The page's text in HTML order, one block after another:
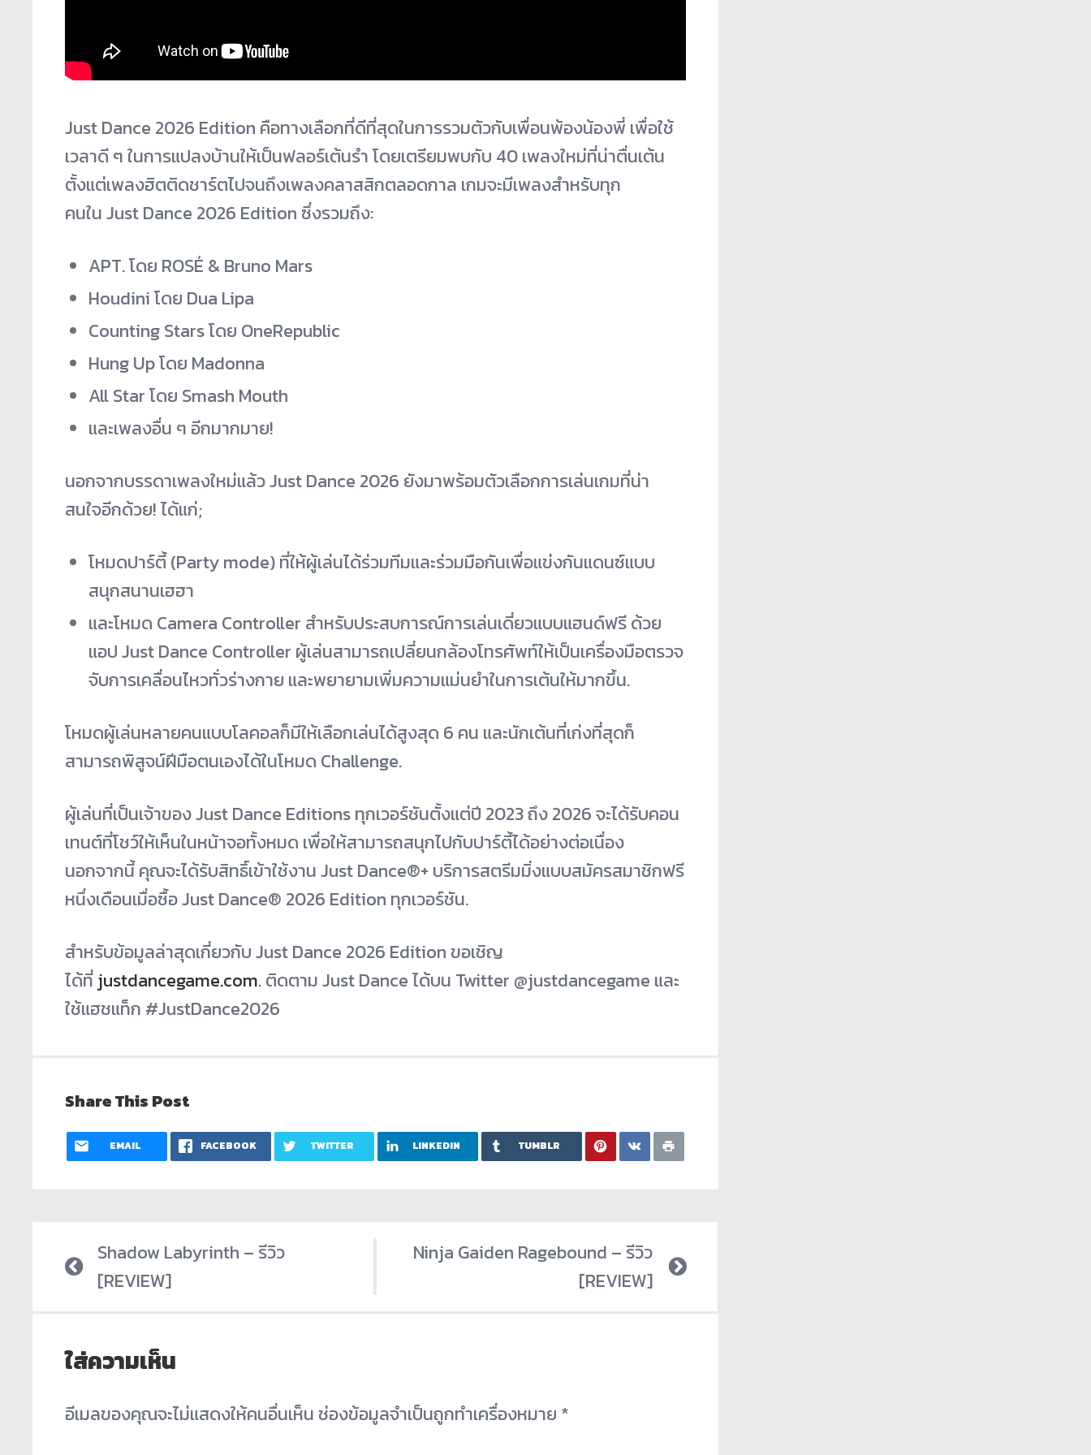
Just Dance 2026 Edition คือทางเลือกที่ดีที่สุดในการรวมตัวกับเพื่อนพ้องน้องพี่ เพื่อใช้
เวลาดี ๆ ในการแปลงบ้านให้เป็นฟลอร์เต้นรำ โดยเตรียมพบกับ 40 เพลงใหม่ที่น่าตื่นเต้น
ตั้งแต่เพลงฮิตติดชาร์ตไปจนถึงเพลงคลาสสิกตลอดกาล เกมจะมีเพลงสำหรับทุก
คนใน Just Dance 2026 Edition ซึ่งรวมถึง:
APT. โดย ROSÉ & Bruno Mars
Houdini โดย Dua Lipa
Counting Stars โดย OneRepublic
Hung Up โดย Madonna
All Star โดย Smash Mouth
และเพลงอื่น ๆ อีกมากมาย!
นอกจากบรรดาเพลงใหม่แล้ว Just Dance 2026 ยังมาพร้อมตัวเลือกการเล่นเกมที่น่า
สนใจอีกด้วย! ได้แก่;
โหมดปาร์ตี้ (Party mode) ที่ให้ผู้เล่นได้ร่วมทีมและร่วมมือกันเพื่อแข่งกันแดนซ์แบบ
สนุกสนานเฮฮา
และโหมด Camera Controller สำหรับประสบการณ์การเล่นเดี่ยวแบบแฮนด์ฟรี ด้วย
แอป Just Dance Controller ผู้เล่นสามารถเปลี่ยนกล้องโทรศัพท์ให้เป็นเครื่องมือตรวจ
จับการเคลื่อนไหวทั่วร่างกาย และพยายามเพิ่มความแม่นยำในการเต้นให้มากขึ้น.
โหมดผู้เล่นหลายคนแบบโลคอลก็มีให้เลือกเล่นได้สูงสุด 6 คน และนักเต้นที่เก่งที่สุดก็
สามารถพิสูจน์ฝีมือตนเองได้ในโหมด Challenge.
ผู้เล่นที่เป็นเจ้าของ Just Dance Editions ทุกเวอร์ชันตั้งแต่ปี 2023 ถึง 2026 จะได้รับคอน
เทนต์ที่โชว์ให้เห็นในหน้าจอทั้งหมด เพื่อให้สามารถสนุกไปกับปาร์ตี้ได้อย่างต่อเนื่อง
นอกจากนี้ คุณจะได้รับสิทธิ์เข้าใช้งาน Just Dance®+ บริการสตรีมมิ่งแบบสมัครสมาชิกฟรี
หนึ่งเดือนเมื่อซื้อ Just Dance® 2026 Edition ทุกเวอร์ชัน.
สำหรับข้อมูลล่าสุดเกี่ยวกับ Just Dance 2026 Edition ขอเชิญ
ได้ที่justdancegame.com. ติดตาม Just Dance ได้บน Twitter @justdancegame และ
ใช้แฮชแท็ก #JustDance2026
Share This Post
EMAIL FACEBOOK TWITTER LINKEDIN TUMBLR
Shadow Labyrinth – รีวิว
[REVIEW]
Ninja Gaiden Ragebound – รีวิว
[REVIEW]
ใส่ความเห็น
อีเมลของคุณจะไม่แสดงให้คนอื่นเห็นช่องข้อมูลจำเป็นถูกทำเครื่องหมาย *